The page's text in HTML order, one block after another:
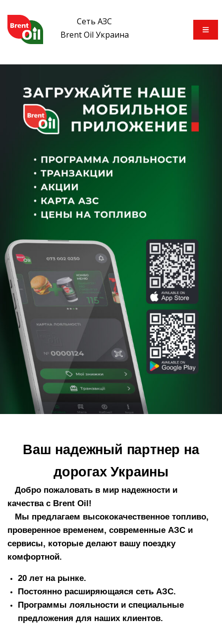
Сеть АЗС
Brent Oil Украина
Ваш надежный партнер на
дорогах Украины
Добро пожаловать в мир надежности и
качества с Brent Oil!
Мы предлагаем высококачественное топливо,
проверенное временем, современные АЗС и
сервисы, которые делают вашу поездку
комфортной.
20 лет на рынке.
Постоянно расширяющаяся сеть АЗС.
Программы лояльности и специальные
предложения для наших клиентов.